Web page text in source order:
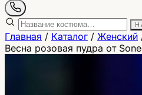
Главная / Каталог / Женский
Весна розовая пудра от